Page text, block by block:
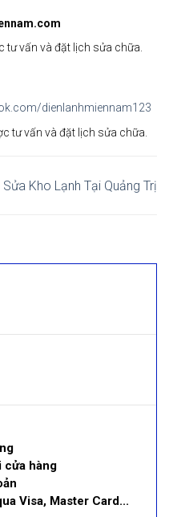
tư vấn và đặt lịch sửa chữa.
dienlanhmiennam123
tư vấn và đặt lịch sửa chữa.
Sửa Kho Lạnh Tại Quảng Trị
cửa hàng
Visa, Master Card...